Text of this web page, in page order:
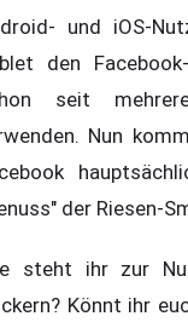
und iOS-
den
seit
Nun
der Riesen-
steht ihr zur
Könnt ihr